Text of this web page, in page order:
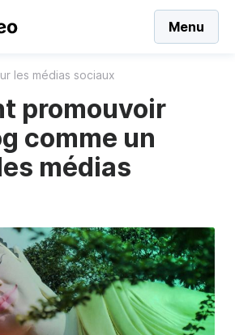
Menu
les médias sociaux
promouvoir
comme un
médias